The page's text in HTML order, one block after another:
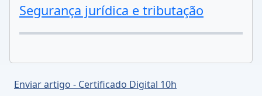
Segurança jurídica e tributação
Enviar artigo - Certificado Digital 10h